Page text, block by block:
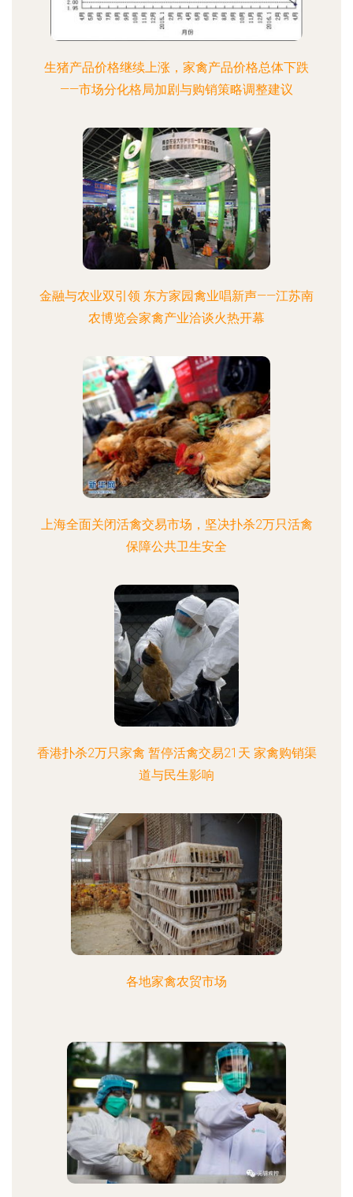
生猪产品价格继续上涨，家禽产品价格总体下跌
——市场分化格局加剧与购销策略调整建议
金融与农业双引领 东方家园禽业唱新声——江苏南
农博览会家禽产业洽谈火热开幕
上海全面关闭活禽交易市场，坚决扑杀2万只活禽
保障公共卫生安全
香港扑杀2万只家禽 暂停活禽交易21天 家禽购销渠
道与民生影响
各地家禽农贸市场